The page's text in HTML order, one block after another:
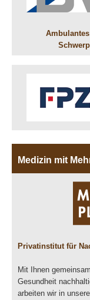
Medizin mit
Privatinstitut für
Mit Ihnen
Gesundheit
arbeiten wir in